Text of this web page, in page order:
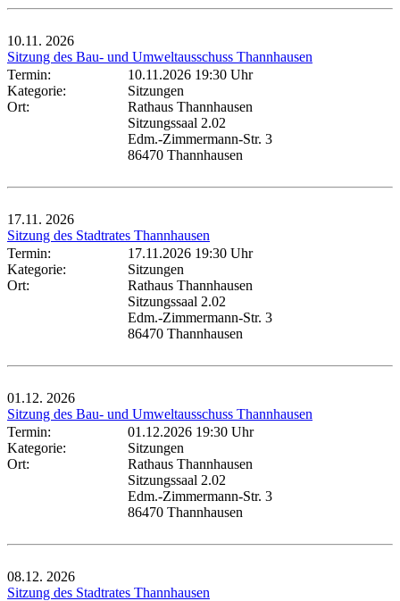
10.11. 2026
Sitzung des Bau- und Umweltausschuss Thannhausen
Termin:
10.11.2026 19:30 Uhr
Kategorie:
Sitzungen
Ort:
Rathaus Thannhausen
Sitzungssaal 2.02
Edm.-Zimmermann-Str. 3
86470 Thannhausen
17.11. 2026
Sitzung des Stadtrates Thannhausen
Termin:
17.11.2026 19:30 Uhr
Kategorie:
Sitzungen
Ort:
Rathaus Thannhausen
Sitzungssaal 2.02
Edm.-Zimmermann-Str. 3
86470 Thannhausen
01.12. 2026
Sitzung des Bau- und Umweltausschuss Thannhausen
Termin:
01.12.2026 19:30 Uhr
Kategorie:
Sitzungen
Ort:
Rathaus Thannhausen
Sitzungssaal 2.02
Edm.-Zimmermann-Str. 3
86470 Thannhausen
08.12. 2026
Sitzung des Stadtrates Thannhausen